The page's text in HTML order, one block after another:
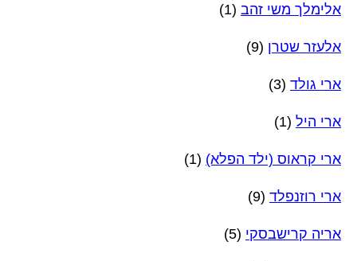
אלימלך משי זהב (1)
אלעזר שטרן (9)
ארי גולד (3)
ארי היל (1)
ארי קראוס (ילד הפלא) (1)
ארי רוזנפלד (9)
אריה קרישבסקי (5)